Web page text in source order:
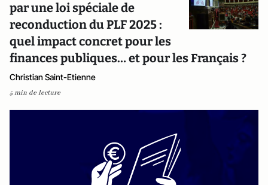
par une loi spéciale de
reconduction du PLF 2025 :
quel impact concret pour les
finances publiques… et pour les Français ?
Christian Saint-Etienne
5 min de lecture